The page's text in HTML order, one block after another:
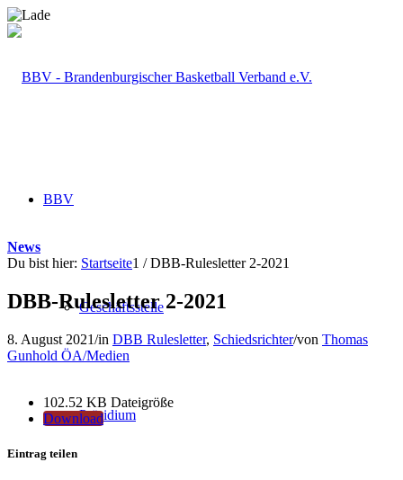
BBV
Geschäftsstelle
Präsidium
News
Du bist hier: Startseite1 / DBB-Rulesletter 2-2021
DBB-Rulesletter 2-2021
8. August 2021/in DBB Rulesletter, Schiedsrichter/von Thomas
Gunhold ÖA/Medien
102.52 KB Dateigröße
Download
Eintrag teilen